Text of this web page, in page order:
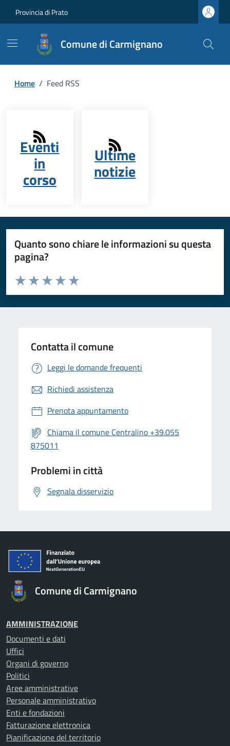
Provincia di Prato
Comune di Carmignano
Home / Feed RSS
Eventi
in
corso
Ultime
notizie
Quanto sono chiare le informazioni su questa
pagina?
Valuta da 1 a 5 stelle la pagina
Valuta 5 stelle su 5
Valuta 4 stelle su 5
Valuta 3 stelle su 5
Valuta 2 stelle su 5
Valuta 1 stelle su 5
Contatta il comune
Leggi le domande frequenti
Richiedi assistenza
Prenota appuntamento
Chiama il comune Centralino +39.055
875011
Problemi in città
Segnala disservizio
Comune di Carmignano
AMMINISTRAZIONE
Documenti e dati
Uffici
Organi di governo
Politici
Aree amministrative
Personale amministrativo
Enti e fondazioni
Fatturazione elettronica
Pianificazione del territorio